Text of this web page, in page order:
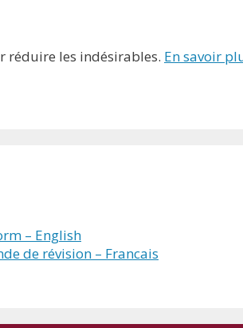
réduire les indésirables. En savoir
– English
de révision – Francais